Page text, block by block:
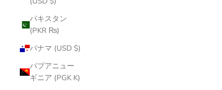
パキスタン
(PKR ₨)
パナマ (USD $)
パプアニュー
ギニア (PGK K)